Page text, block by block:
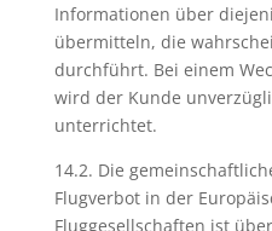
Informationen über
übermitteln, die
durchführt. Bei einem
wird der Kunde
unterrichtet.
14.2. Die
Flugverbot in der
Fluggesellschaften ist